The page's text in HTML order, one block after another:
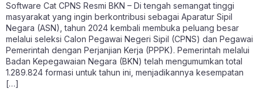
Software Cat CPNS Resmi BKN – Di tengah semangat tinggi
masyarakat yang ingin berkontribusi sebagai Aparatur Sipil
Negara (ASN), tahun 2024 kembali membuka peluang besar
melalui seleksi Calon Pegawai Negeri Sipil (CPNS) dan Pegawai
Pemerintah dengan Perjanjian Kerja (PPPK). Pemerintah melalui
Badan Kepegawaian Negara (BKN) telah mengumumkan total
1.289.824 formasi untuk tahun ini, menjadikannya kesempatan
[…]